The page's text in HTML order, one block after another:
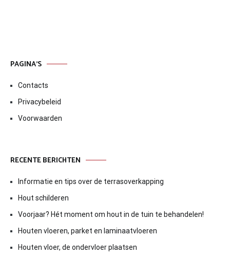
PAGINA’S
Contacts
Privacybeleid
Voorwaarden
RECENTE BERICHTEN
Informatie en tips over de terrasoverkapping
Hout schilderen
Voorjaar? Hét moment om hout in de tuin te behandelen!
Houten vloeren, parket en laminaatvloeren
Houten vloer, de ondervloer plaatsen